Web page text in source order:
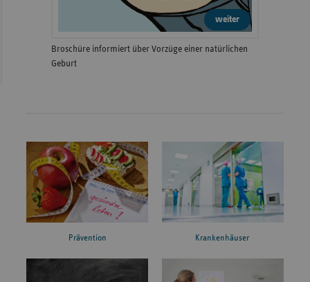
weiter
Broschüre informiert über Vorzüge einer natürlichen
Geburt
Prävention Krankenhäuser